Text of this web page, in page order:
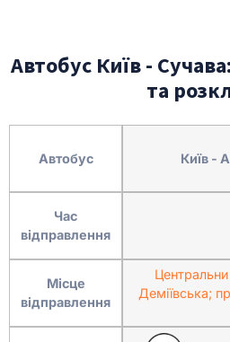
Автобус Київ -
та
Автобус
Час
відправлення
Місце
відправлення
Київ -
Деміївська;